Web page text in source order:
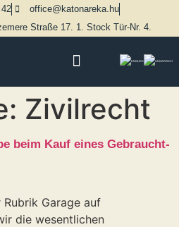
office@katonareka.hu
Straße 17. 1. Stock Tür-Nr. 4.
Zivilrecht
beim Kauf eines Gebraucht-
Garage auf
die wesentlichen